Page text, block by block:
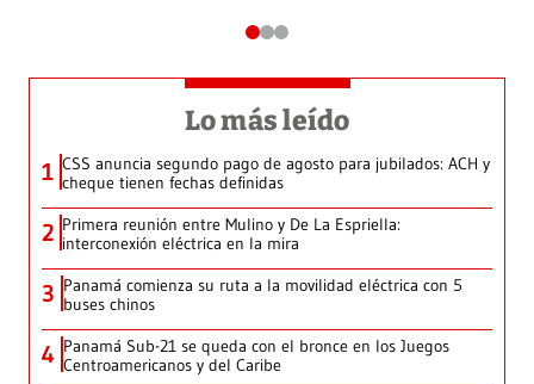
Lo más leído
1 CSS anuncia segundo pago de agosto para jubilados: ACH y
cheque tienen fechas definidas
2 Primera reunión entre Mulino y De La Espriella:
interconexión eléctrica en la mira
3 Panamá comienza su ruta a la movilidad eléctrica con 5
buses chinos
4 Panamá Sub-21 se queda con el bronce en los Juegos
Centroamericanos y del Caribe